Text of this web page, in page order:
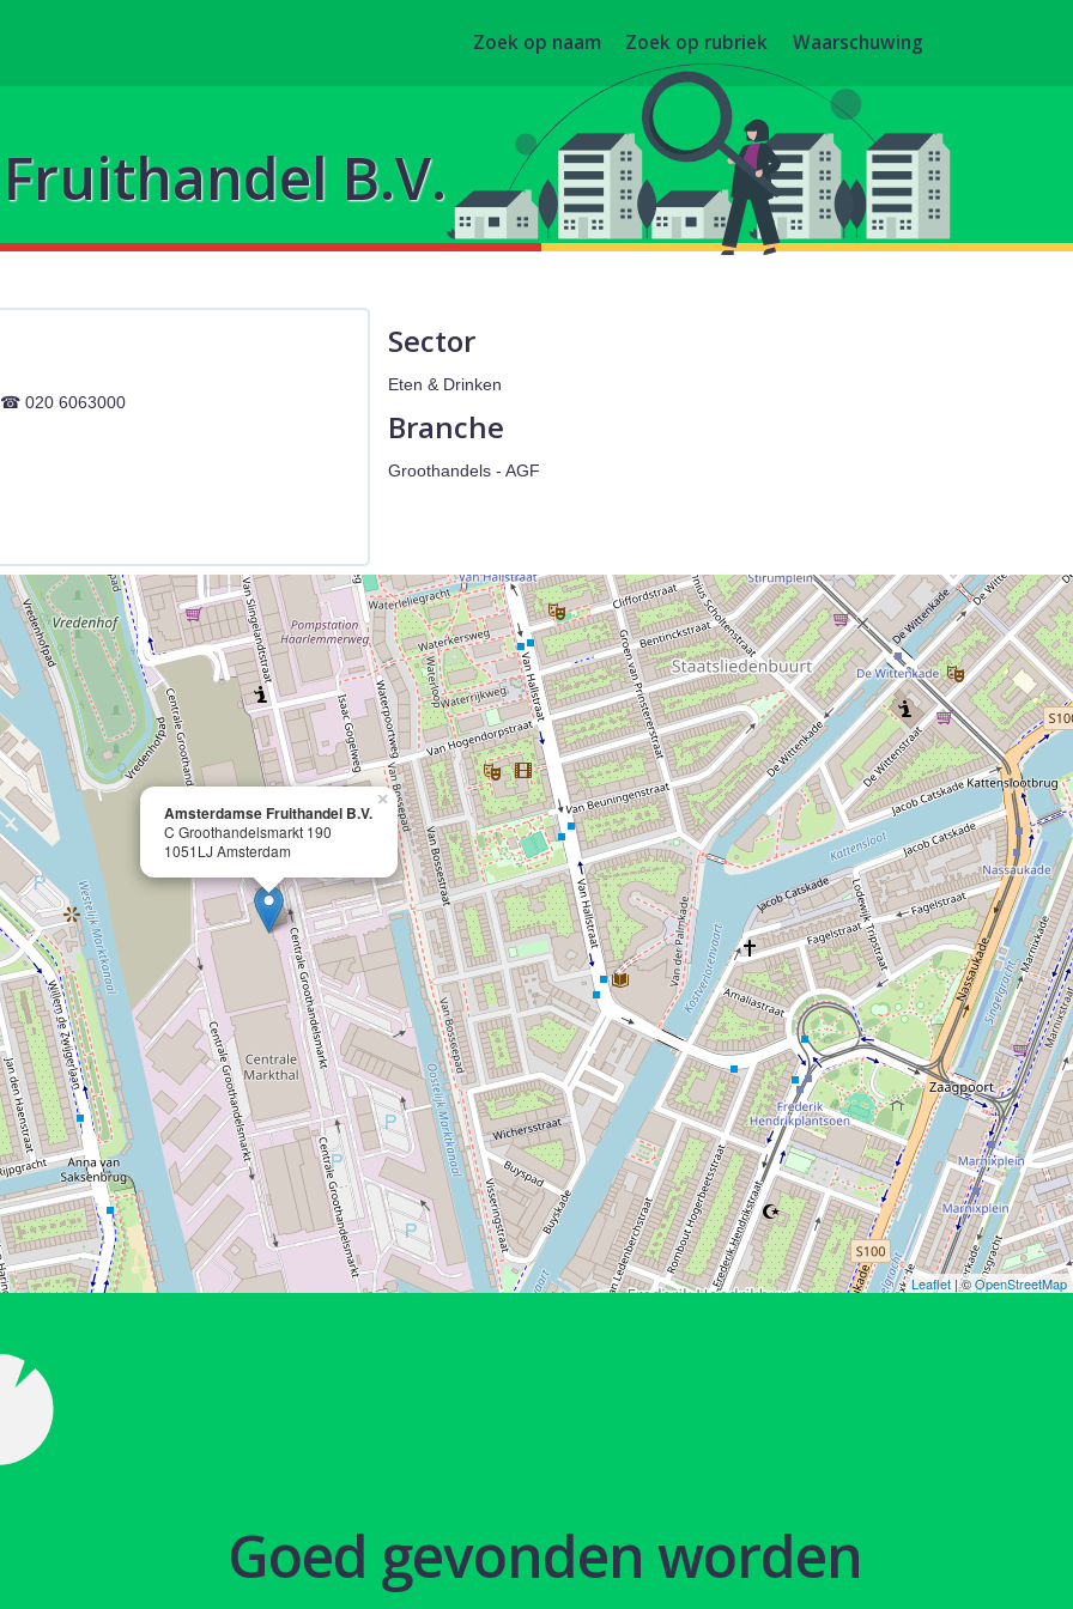
Zoek op naam Zoek op rubriek Waarschuwing
B.V.
020 6063000
Sector
Eten & Drinken
Branche
Groothandels - AGF
Amsterdamse Fruithandel B.V.
C Groothandelsmarkt 190
1051LJ Amsterdam
×
Leaflet| ©OpenStreetMap
Goed gevonden worden